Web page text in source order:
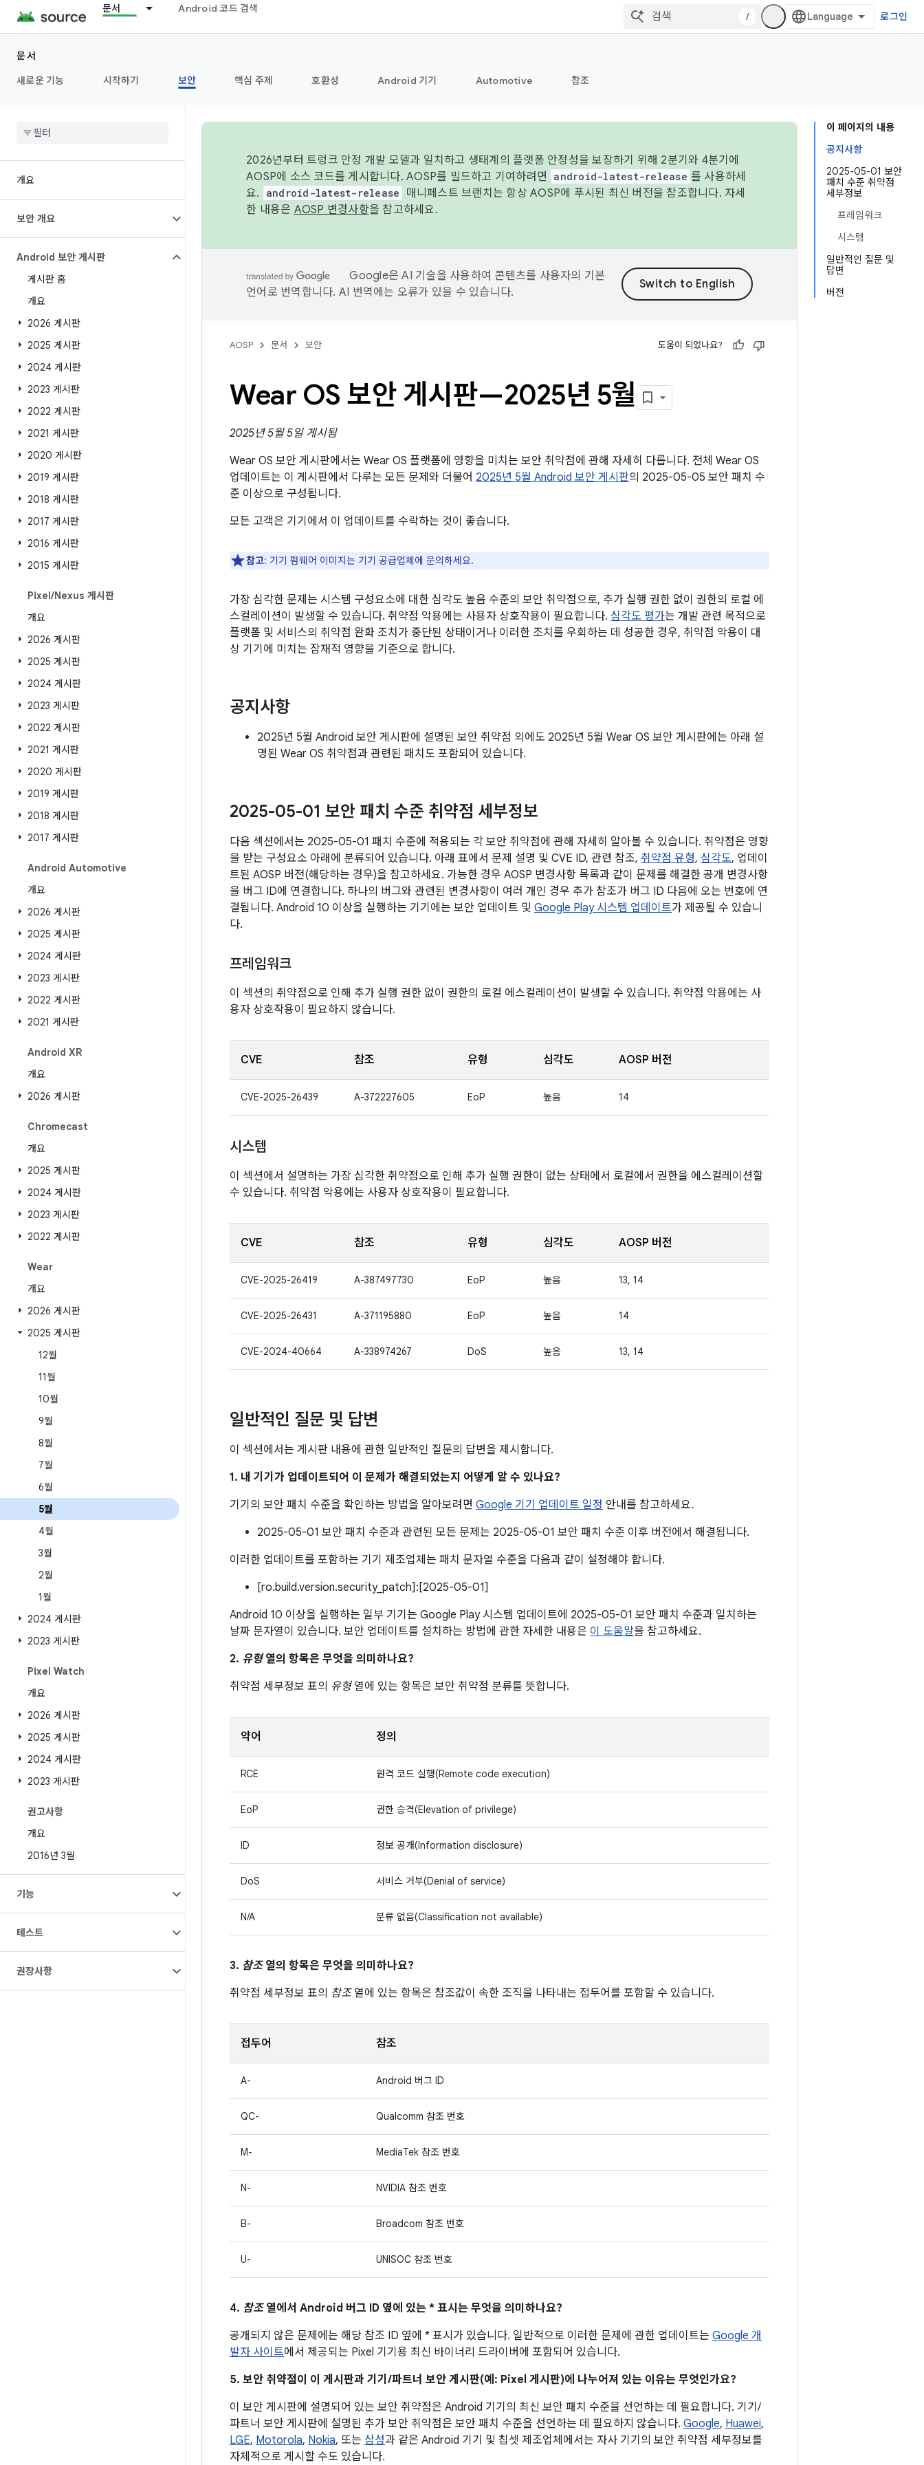
문서 Android 코드 검색
/ 로그인
문서
새로운 기능
시작하기 보안 핵심 주제 호환성 Android 기기 Automotive 참조
개요
보안 개요
Android 보안 게시판
게시판 홈
개요
2026 게시판
2025 게시판
2024 게시판
2023 게시판
2022 게시판
2021 게시판
2020 게시판
2019 게시판
2018 게시판
2017 게시판
2016 게시판
2015 게시판
Pixel/Nexus 게시판
개요
2026 게시판
2025 게시판
2024 게시판
2023 게시판
2022 게시판
2021 게시판
2020 게시판
2019 게시판
2018 게시판
2017 게시판
Android Automotive
개요
2026 게시판
2025 게시판
2024 게시판
2023 게시판
2022 게시판
2021 게시판
Android XR
개요
2026 게시판
Chromecast
개요
2025 게시판
2024 게시판
2023 게시판
2022 게시판
Wear
개요
2026 게시판
2025 게시판
12월
11월
10월
9월
8월
7월
6월
5월
4월
3월
2월
1월
2024 게시판
2023 게시판
Pixel Watch
개요
2026 게시판
2025 게시판
2024 게시판
2023 게시판
권고사항
개요
2016년 3월
기능
테스트
권장사항
이 페이지의 내용
공지사항
2025-05-01 보안
패치 수준 취약점
세부정보
프레임워크
시스템
일반적인 질문 및
답변
버전
2026년부터 트렁크 안정 개발 모델과 일치하고 생태계의 플랫폼 안정성을 보장하기 위해 2분기와 4분기에
AOSP에 소스 코드를 게시합니다. AOSP를 빌드하고 기여하려면
android-latest-release 를 사용하세
요.
android-latest-release
매니페스트 브랜치는 항상 AOSP에 푸시된 최신 버전을 참조합니다. 자세
한 내용은 AOSP 변경사항을 참고하세요.
Google은 AI 기술을 사용하여 콘텐츠를 사용자의 기본
언어로 번역합니다. AI 번역에는 오류가 있을 수 있습니다.
AOSP 문서 보안 도움이 되었나요?
Wear OS 보안 게시판—2025년 5월
2025년 5월 5일 게시됨
Wear OS 보안 게시판에서는 Wear OS 플랫폼에 영향을 미치는 보안 취약점에 관해 자세히 다룹니다. 전체 Wear OS
업데이트는 이 게시판에서 다루는 모든 문제와 더불어 2025년 5월 Android 보안 게시판의 2025-05-05 보안 패치 수
준 이상으로 구성됩니다.
모든 고객은 기기에서 이 업데이트를 수락하는 것이 좋습니다.
참고: 기기 펌웨어 이미지는 기기 공급업체에 문의하세요.
가장 심각한 문제는 시스템 구성요소에 대한 심각도 높음 수준의 보안 취약점으로, 추가 실행 권한 없이 권한의 로컬 에
스컬레이션이 발생할 수 있습니다. 취약점 악용에는 사용자 상호작용이 필요합니다. 심각도 평가는 개발 관련 목적으로
플랫폼 및 서비스의 취약점 완화 조치가 중단된 상태이거나 이러한 조치를 우회하는 데 성공한 경우, 취약점 악용이 대
상 기기에 미치는 잠재적 영향을 기준으로 합니다.
공지사항
2025년 5월 Android 보안 게시판에 설명된 보안 취약점 외에도 2025년 5월 Wear OS 보안 게시판에는 아래 설
명된 Wear OS 취약점과 관련된 패치도 포함되어 있습니다.
2025-05-01 보안 패치 수준 취약점 세부정보
다음 섹션에서는 2025-05-01 패치 수준에 적용되는 각 보안 취약점에 관해 자세히 알아볼 수 있습니다. 취약점은 영향
을 받는 구성요소 아래에 분류되어 있습니다. 아래 표에서 문제 설명 및 CVE ID, 관련 참조, 취약점 유형, 심각도, 업데이
트된 AOSP 버전(해당하는 경우)을 참고하세요. 가능한 경우 AOSP 변경사항 목록과 같이 문제를 해결한 공개 변경사항
을 버그 ID에 연결합니다. 하나의 버그와 관련된 변경사항이 여러 개인 경우 추가 참조가 버그 ID 다음에 오는 번호에 연
결됩니다. Android 10 이상을 실행하는 기기에는 보안 업데이트 및 Google Play 시스템 업데이트가 제공될 수 있습니
다.
프레임워크
이 섹션의 취약점으로 인해 추가 실행 권한 없이 권한의 로컬 에스컬레이션이 발생할 수 있습니다. 취약점 악용에는 사
용자 상호작용이 필요하지 않습니다.
CVE 참조 유형 심각도 AOSP 버전
CVE-2025-26439 A-372227605 EoP 높음 14
시스템
이 섹션에서 설명하는 가장 심각한 취약점으로 인해 추가 실행 권한이 없는 상태에서 로컬에서 권한을 에스컬레이션할
수 있습니다. 취약점 악용에는 사용자 상호작용이 필요합니다.
CVE 참조 유형 심각도 AOSP 버전
CVE-2025-26419 A-387497730 EoP 높음 13, 14
CVE-2025-26431 A-371195880 EoP 높음 14
CVE-2024-40664 A-338974267 DoS 높음 13, 14
일반적인 질문 및 답변
이 섹션에서는 게시판 내용에 관한 일반적인 질문의 답변을 제시합니다.
1. 내 기기가 업데이트되어 이 문제가 해결되었는지 어떻게 알 수 있나요?
기기의 보안 패치 수준을 확인하는 방법을 알아보려면 Google 기기 업데이트 일정 안내를 참고하세요.
2025-05-01 보안 패치 수준과 관련된 모든 문제는 2025-05-01 보안 패치 수준 이후 버전에서 해결됩니다.
이러한 업데이트를 포함하는 기기 제조업체는 패치 문자열 수준을 다음과 같이 설정해야 합니다.
[ro.build.version.security_patch]:[2025-05-01]
Android 10 이상을 실행하는 일부 기기는 Google Play 시스템 업데이트에 2025-05-01 보안 패치 수준과 일치하는
날짜 문자열이 있습니다. 보안 업데이트를 설치하는 방법에 관한 자세한 내용은 이 도움말을 참고하세요.
2. 유형열의 항목은 무엇을 의미하나요?
취약점 세부정보 표의 유형열에 있는 항목은 보안 취약점 분류를 뜻합니다.
약어 정의
RCE 원격 코드 실행(Remote code execution)
EoP 권한 승격(Elevation of privilege)
ID 정보 공개(Information disclosure)
DoS 서비스 거부(Denial of service)
N/A 분류 없음(Classification not available)
3. 참조열의 항목은 무엇을 의미하나요?
취약점 세부정보 표의 참조열에 있는 항목은 참조값이 속한 조직을 나타내는 접두어를 포함할 수 있습니다.
접두어 참조
A- Android 버그 ID
QC- Qualcomm 참조 번호
M- MediaTek 참조 번호
N- NVIDIA 참조 번호
B- Broadcom 참조 번호
U- UNISOC 참조 번호
4. 참조열에서 Android 버그 ID 옆에 있는 * 표시는 무엇을 의미하나요?
공개되지 않은 문제에는 해당 참조 ID 옆에 * 표시가 있습니다. 일반적으로 이러한 문제에 관한 업데이트는 Google 개
발자 사이트에서 제공되는 Pixel 기기용 최신 바이너리 드라이버에 포함되어 있습니다.
5. 보안 취약점이 이 게시판과 기기/파트너 보안 게시판(예: Pixel 게시판)에 나누어져 있는 이유는 무엇인가요?
이 보안 게시판에 설명되어 있는 보안 취약점은 Android 기기의 최신 보안 패치 수준을 선언하는 데 필요합니다. 기기/
파트너 보안 게시판에 설명된 추가 보안 취약점은 보안 패치 수준을 선언하는 데 필요하지 않습니다. Google, Huawei,
LGE, Motorola, Nokia, 또는 삼성과 같은 Android 기기 및 칩셋 제조업체에서는 자사 기기의 보안 취약점 세부정보를
자체적으로 게시할 수도 있습니다.